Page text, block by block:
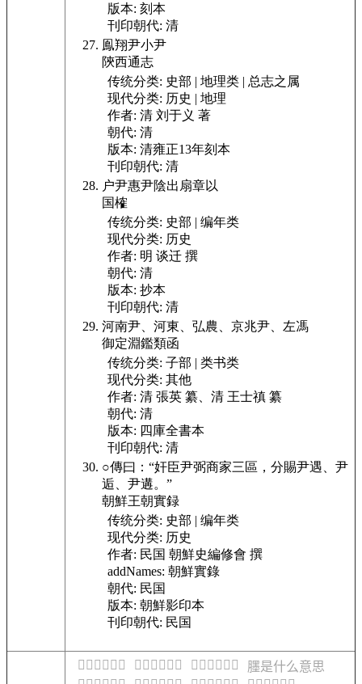
版本: 刻本
刊印朝代: 清
鳯翔尹小尹
陝西通志
传统分类: 史部 | 地理类 | 总志之属
现代分类: 历史 | 地理
作者: 清 刘于义 著
朝代: 清
版本: 清雍正13年刻本
刊印朝代: 清
户尹惠尹陰出扇章以
国榷
传统分类: 史部 | 编年类
现代分类: 历史
作者: 明 谈迁 撰
朝代: 清
版本: 抄本
刊印朝代: 清
河南尹、河東、弘農、京兆尹、左馮
御定淵鑑類函
传统分类: 子部 | 类书类
现代分类: 其他
作者: 清 張英 纂、清 王士禛 纂
朝代: 清
版本: 四庫全書本
刊印朝代: 清
○傳曰：“奸臣尹弼商家三區，分賜尹遇、尹
逅、尹遘。”
朝鮮王朝實録
传统分类: 史部 | 编年类
现代分类: 历史
作者: 民国 朝鮮史編修會 撰
addNames: 朝鮮實錄
朝代: 民国
版本: 朝鮮影印本
刊印朝代: 民国
𦢐是什么意思 𦢑是什么意思 𦢒是什么意思
𦢓是什么意思